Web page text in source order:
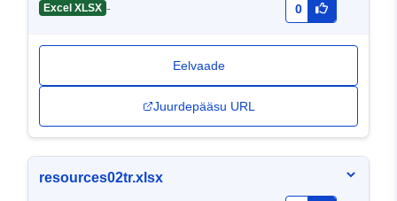
Excel XLSX - 0
Eelvaade
Juurdepääsu URL
resources02tr.xlsx